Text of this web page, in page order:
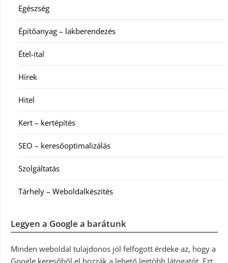
Egészség
Építőanyag – lakberendezés
Étel-ital
Hírek
Hitel
Kert – kertépítés
SEO – keresőoptimalizálás
Szolgáltatás
Tárhely – Weboldalkészítés
Legyen a Google a barátunk
Minden weboldal tulajdonos jól felfogott érdeke az, hogy a
Google keresőből el hozzák a lehető legtöbb látogatót. Ezt